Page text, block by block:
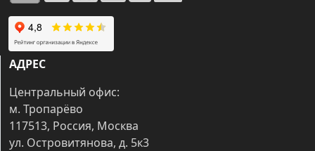
АДРЕС
Центральный офис:
м. Тропарёво
117513, Россия, Москва
ул. Островитянова, д. 5к3